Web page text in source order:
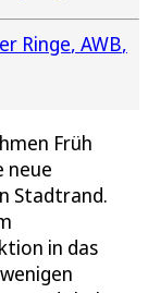
Ringe AWB
Früh
neue
Stadtrand.
in das